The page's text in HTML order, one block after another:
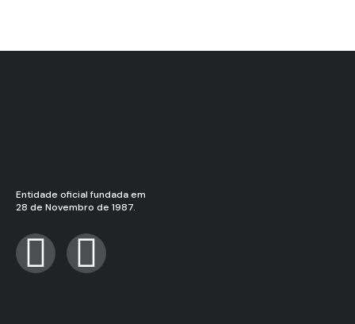
Entidade oficial fundada em
28 de Novembro de 1987.